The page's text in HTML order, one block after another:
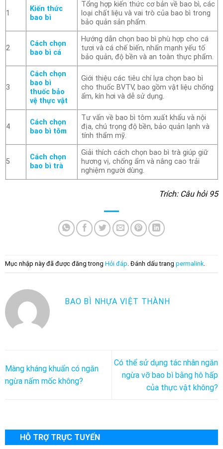
HỖ TRỢ TRỰC TUYẾN
1
Kiến thức
bao bì
Tổng hợp kiến thức cơ bản về bao bì, các
loại chất liệu và vai trò của bao bì trong
bảo quản sản phẩm.
2
Cách chọn
bao bì cá
Hướng dẫn chọn bao bì phù hợp cho cá
tươi và cá chế biến, nhấn mạnh yếu tố
bảo quản, độ bền và an toàn thực phẩm.
3
Cách chọn
bao bì
thuốc bảo
vệ thực vật
Giới thiệu các tiêu chí lựa chọn bao bì
cho thuốc BVTV, bao gồm vật liệu chống
ẩm, kín hơi và dễ sử dụng.
4
Cách chọn
bao bì tôm
Tư vấn về bao bì tôm xuất khẩu và nội
địa, chú trọng độ bền, bảo quản lạnh và
tính thẩm mỹ.
5
Cách chọn
bao bì trà
Giải thích cách chọn bao bì trà giúp giữ
hương vị, chống ẩm và nâng cao trải
nghiệm người dùng.
Trích: Câu hỏi 95
Mục nhập này đã được đăng trong Hỏi đáp . Đánh dấu trang permalink
BAO BÌ NHỰA VIỆT THÀNH
Màng kháng khuẩn có ngăn
ngừa nấm mốc không?
Có thể sử dụng tác nhân ngăn
ngừa vỡ bao bì bằng hô hấp
của thực vật không?